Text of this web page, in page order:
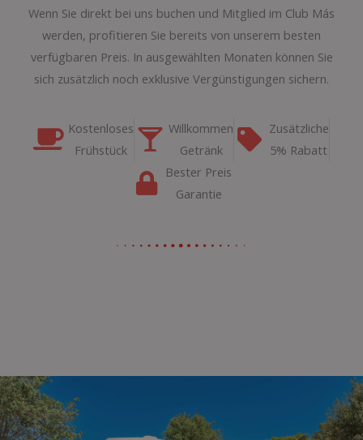
Wenn Sie direkt bei uns buchen und Mitglied im Club Más
werden, profitieren Sie bereits von unserem besten
verfügbaren Preis. In ausgewählten Monaten können Sie
sich zusätzlich noch exklusive Vergünstigungen sichern.
Kostenloses
Frühstück
Willkommen
Getränk
Zusätzliche
5% Rabatt
Bester Preis
Garantie